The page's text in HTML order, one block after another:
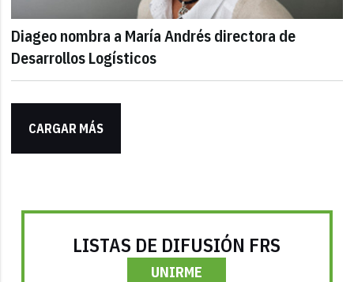
Diageo nombra a María Andrés directora de
Desarrollos Logísticos
CARGAR MÁS
LISTAS DE DIFUSIÓN FRS
UNIRME